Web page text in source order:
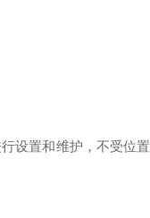
设置和维护，不受位置